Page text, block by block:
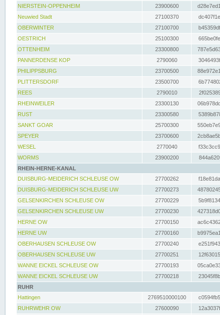
NIERSTEIN-OPPENHEIM
23900600
Neuwied Stadt
27100370
OBERWINTER
27100700
OESTRICH
25100300
OTTENHEIM
23300800
PANNERDENSE KOP
2790060
PHILIPPSBURG
23700500
PLITTERSDORF
23500700
REES
2790010
RHEINWEILER
23300130
RUST
23300580
SANKT GOAR
25700300
SPEYER
23700600
WESEL
2770040
WORMS
23900200
RHEIN-HERNE-KANAL
DUISBURG-MEIDERICH SCHLEUSE OW
27700262
DUISBURG-MEIDERICH SCHLEUSE UW
27700273
GELSENKIRCHEN SCHLEUSE OW
27700229
GELSENKIRCHEN SCHLEUSE UW
27700230
HERNE OW
27700150
HERNE UW
27700160
OBERHAUSEN SCHLEUSE OW
27700240
OBERHAUSEN SCHLEUSE UW
27700251
WANNE EICKEL SCHLEUSE OW
27700193
WANNE EICKEL SCHLEUSE UW
27700218
RUHR
Hattingen
2769510000100
RUHRWEHR OW
27600090